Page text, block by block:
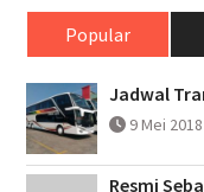
Popular
Jadwal
9 Mei 2018
Resmi